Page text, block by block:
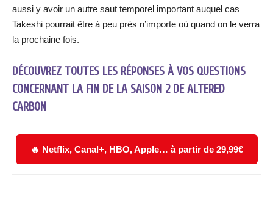
aussi y avoir un autre saut temporel important auquel cas
Takeshi pourrait être à peu près n’importe où quand on le verra
la prochaine fois.
DÉCOUVREZ TOUTES LES RÉPONSES À VOS QUESTIONS
CONCERNANT LA FIN DE LA SAISON 2 DE ALTERED
CARBON
🔥 Netflix, Canal+, HBO, Apple… à partir de 29,99€